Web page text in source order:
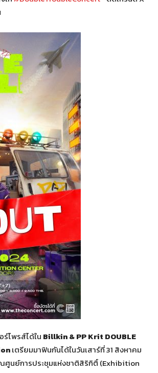
ไพรส์ได้ใน Billkin & PP Krit DOUBLE
เตรียมมาฟินกันได้ในวันเสาร์ที่ 31 สิงหาคม
ศูนย์การประชุมแห่งชาติสิริกิติ์ (Exhibition